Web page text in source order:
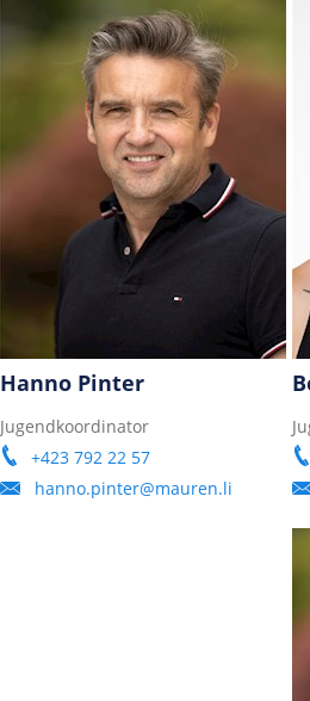
Hanno Pinter
Jugendkoordinator
+423 792 22 57
hanno.pinter@mauren.li